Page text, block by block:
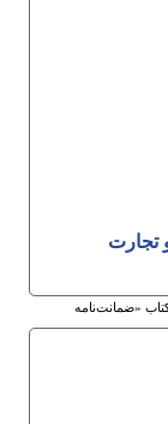
تجارت
«ضمانت‌نامه